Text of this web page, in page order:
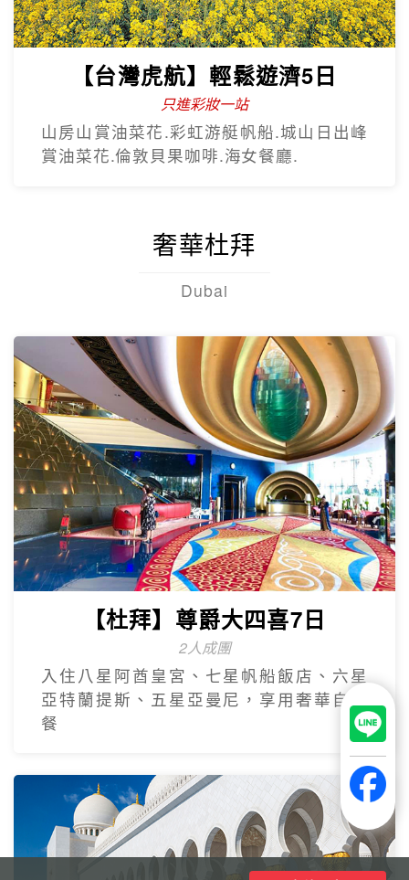
【台灣虎航】輕鬆遊濟5日
只進彩妝一站
山房山賞油菜花.彩虹游艇帆船.城山日出峰
賞油菜花.倫敦貝果咖啡.海女餐廳.
奢華杜拜
Dubai
【杜拜】尊爵大四喜7日
2人成團
入住八星阿酋皇宮、七星帆船飯店、六星
亞特蘭提斯、五星亞曼尼，享用奢華自助
餐